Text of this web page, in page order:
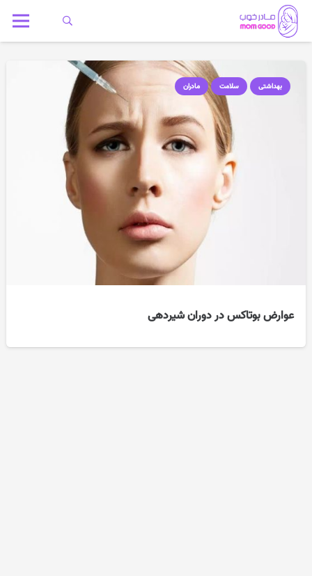
بهداشتی سلامت مادران
عوارض بوتاکس در دوران شیردهی